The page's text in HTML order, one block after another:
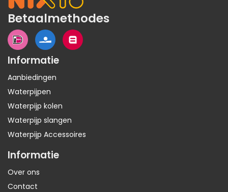
Betaalmethodes
Informatie
Aanbiedingen
Waterpijpen
Waterpijp kolen
Waterpijp slangen
Waterpijp Accessoires
Informatie
Over ons
Contact